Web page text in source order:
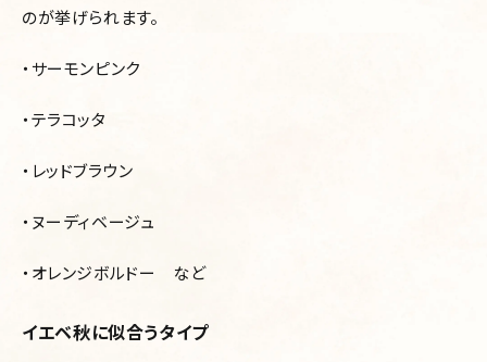
のが挙げられます。
・サーモンピンク
・テラコッタ
・レッドブラウン
・ヌーディベージュ
・オレンジボルドー など
イエベ秋に似合うタイプ